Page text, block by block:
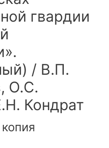
гвардии
/ В.П.
О.С.
Кондрат